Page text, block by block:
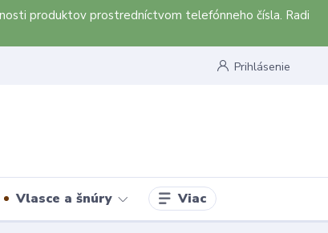
produktov prostredníctvom telefónneho čísla. Radi
Prihlásenie
Vlasce a šnúry Viac